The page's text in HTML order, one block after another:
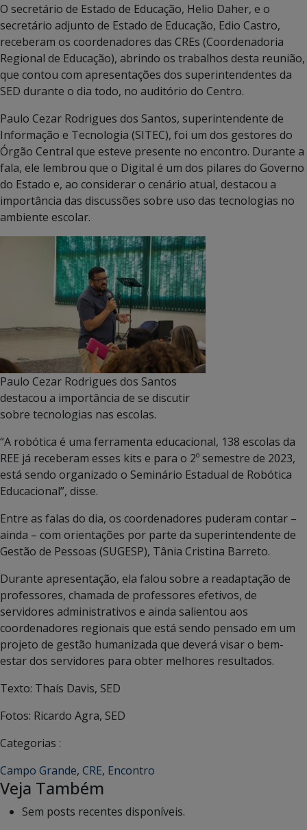
O secretário de Estado de Educação, Helio Daher, e o
secretário adjunto de Estado de Educação, Edio Castro,
receberam os coordenadores das CREs (Coordenadoria
Regional de Educação), abrindo os trabalhos desta reunião,
que contou com apresentações dos superintendentes da
SED durante o dia todo, no auditório do Centro.
Paulo Cezar Rodrigues dos Santos, superintendente de
Informação e Tecnologia (SITEC), foi um dos gestores do
Órgão Central que esteve presente no encontro. Durante a
fala, ele lembrou que o Digital é um dos pilares do Governo
do Estado e, ao considerar o cenário atual, destacou a
importância das discussões sobre uso das tecnologias no
ambiente escolar.
Paulo Cezar Rodrigues dos Santos
destacou a importância de se discutir
sobre tecnologias nas escolas.
“A robótica é uma ferramenta educacional, 138 escolas da
REE já receberam esses kits e para o 2º semestre de 2023,
está sendo organizado o Seminário Estadual de Robótica
Educacional”, disse.
Entre as falas do dia, os coordenadores puderam contar –
ainda – com orientações por parte da superintendente de
Gestão de Pessoas (SUGESP), Tânia Cristina Barreto.
Durante apresentação, ela falou sobre a readaptação de
professores, chamada de professores efetivos, de
servidores administrativos e ainda salientou aos
coordenadores regionais que está sendo pensado em um
projeto de gestão humanizada que deverá visar o bem-
estar dos servidores para obter melhores resultados.
Texto: Thaís Davis, SED
Fotos: Ricardo Agra, SED
Categorias :
Campo Grande, CRE, Encontro
Veja Também
Sem posts recentes disponíveis.